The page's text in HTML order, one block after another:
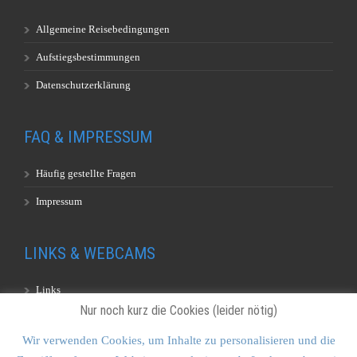
Allgemeine Reisebedingungen
Aufstiegsbestimmungen
Datenschutzerklärung
FAQ & IMPRESSUM
Häufig gestellte Fragen
Impressum
LINKS & WEBCAMS
Links
Nur noch kurz die Cookies (leider nötig)
Wir verwenden Cookies, um Inhalte zu personalisieren und die